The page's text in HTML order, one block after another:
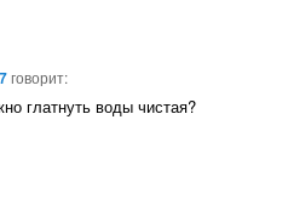
говорит:
глатнуть воды чистая?